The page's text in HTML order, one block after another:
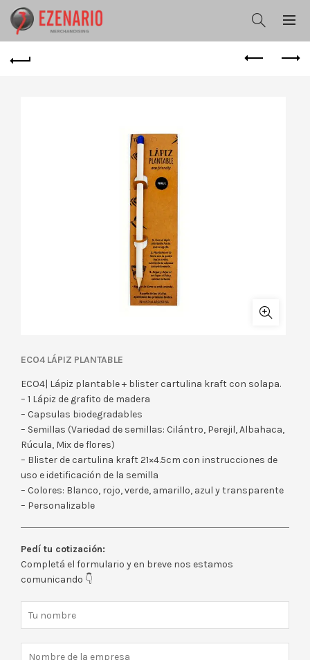
ECO4 LÁPIZ PLANTABLE
ECO4| Lápiz plantable + blister cartulina kraft con solapa.
– 1 Lápiz de grafito de madera
– Capsulas biodegradables
– Semillas (Variedad de semillas: Cilántro, Perejil, Albahaca,
Rúcula, Mix de flores)
– Blister de cartulina kraft 21×4.5cm con instrucciones de
uso e idetificación de la semilla
– Colores: Blanco, rojo, verde, amarillo, azul y transparente
– Personalizable
Pedí tu cotización:
Completá el formulario y en breve nos estamos
comunicando 👇